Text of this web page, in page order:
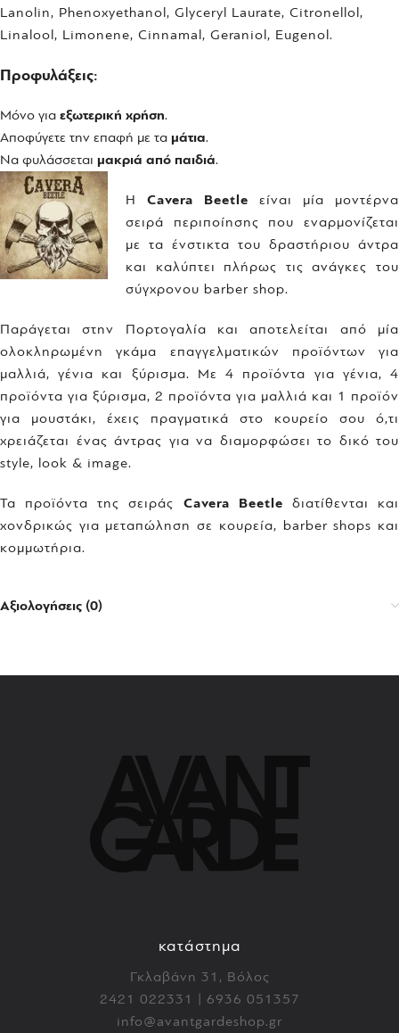
Lanolin, Phenoxyethanol, Glyceryl Laurate, Citronellol,
Linalool, Limonene, Cinnamal, Geraniol, Eugenol.
Προφυλάξεις:
Μόνο για εξωτερική χρήση.
Αποφύγετε την επαφή με τα μάτια.
Να φυλάσσεται μακριά από παιδιά.
Η Cavera Beetle είναι μία μοντέρνα
σειρά περιποίησης που εναρμονίζεται
με τα ένστικτα του δραστήριου άντρα
και καλύπτει πλήρως τις ανάγκες του
σύγχρονου barber shop.
Παράγεται στην Πορτογαλία και αποτελείται από μία
ολοκληρωμένη γκάμα επαγγελματικών προϊόντων για
μαλλιά, γένια και ξύρισμα. Με 4 προϊόντα για γένια, 4
προϊόντα για ξύρισμα, 2 προϊόντα για μαλλιά και 1 προϊόν
για μουστάκι, έχεις πραγματικά στο κουρείο σου ό,τι
χρειάζεται ένας άντρας για να διαμορφώσει το δικό του
style, look & image.
Τα προϊόντα της σειράς Cavera Beetle διατίθενται και
χονδρικώς για μεταπώληση σε κουρεία, barber shops και
κομμωτήρια.
Αξιολογήσεις (0)
κατάστημα
Γκλαβάνη 31, Βόλος
2421 022331 | 6936 051357
info@avantgardeshop.gr